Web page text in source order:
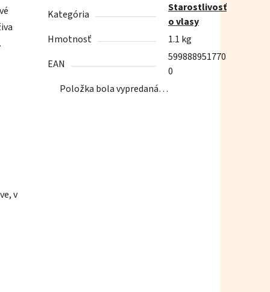
v
Kategória
Starostlivosť
o vlasy
Hmotnosť
1.1 kg
EAN
599888951770
0
Položka bola vypredaná…